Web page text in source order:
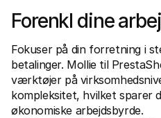
Forenkl dine
Fokuser på din forretning i
betalinger. Mollie til
værktøjer på
kompleksitet, hvilket sparer
økonomiske arbejdsbyrde.